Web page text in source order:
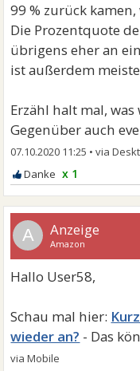
99 % zurück
Die Prozentquote
übrigens eher an
ist außerdem
Erzähl halt mal,
Gegenüber auch
07.10.2020 11:25 •
x 1
A
wieder an?